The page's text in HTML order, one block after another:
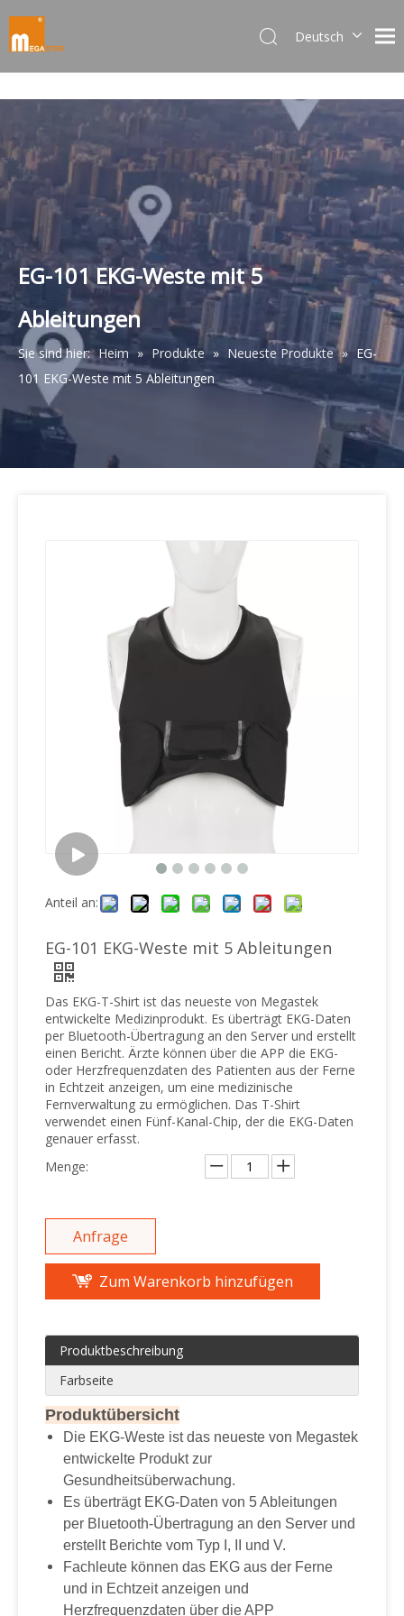
Deutsch
한국어
日本語
Italiano
Español
Français
简体中文
English
EG-101 EKG-Weste mit 5
Ableitungen
Sie sind hier: Heim » Produkte » Neueste Produkte » EG-
101 EKG-Weste mit 5 Ableitungen
Anteil an:
EG-101 EKG-Weste mit 5 Ableitungen
Das EKG-T-Shirt ist das neueste von Megastek
entwickelte Medizinprodukt. Es überträgt EKG-Daten
per Bluetooth-Übertragung an den Server und erstellt
einen Bericht. Ärzte können über die APP die EKG-
oder Herzfrequenzdaten des Patienten aus der Ferne
in Echtzeit anzeigen, um eine medizinische
Fernverwaltung zu ermöglichen. Das T-Shirt
verwendet einen Fünf-Kanal-Chip, der die EKG-Daten
genauer erfasst.
Menge:
Anfrage
Zum Warenkorb hinzufügen
Produktbeschreibung
Farbseite
Produktübersicht
Die EKG-Weste ist das neueste von Megastek
entwickelte Produkt zur
Gesundheitsüberwachung.
Es überträgt EKG-Daten von 5 Ableitungen
per Bluetooth-Übertragung an den Server und
erstellt Berichte vom Typ I, II und V.
Fachleute können das EKG aus der Ferne
und in Echtzeit anzeigen und
Herzfrequenzdaten über die APP